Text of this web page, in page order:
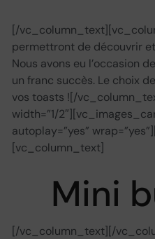
[/
permettront de découvrir
Nous avons eu l’occasion
un franc succès. Le choix
vos toasts ![/
width=”1/
autoplay=”yes”
[vc_column_text]
Mini
[/vc_column_text][/